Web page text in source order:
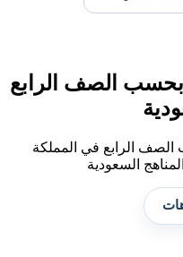
الصف الرابع
الرابع في المملكة
السعودية